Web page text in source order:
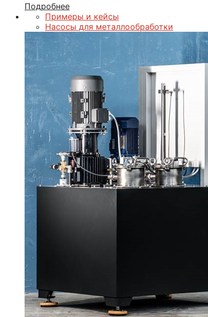
Подробнее
Примеры и кейсы
Насосы для металлообработки